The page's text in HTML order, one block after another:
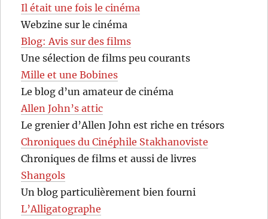
Il était une fois le cinéma
Webzine sur le cinéma
Blog: Avis sur des films
Une sélection de films peu courants
Mille et une Bobines
Le blog d’un amateur de cinéma
Allen John’s attic
Le grenier d’Allen John est riche en trésors
Chroniques du Cinéphile Stakhanoviste
Chroniques de films et aussi de livres
Shangols
Un blog particulièrement bien fourni
L’Alligatographe